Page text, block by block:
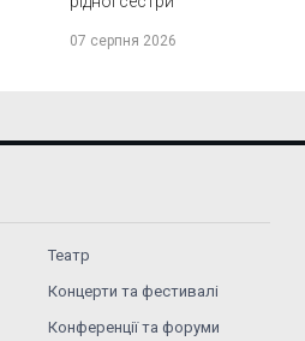
07 серпня 2026
Театр
Концерти та фестивалі
Конференції та форуми